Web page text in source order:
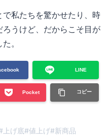
私たちを驚かせたり、時
うけど、だからこそ目が
。
LINE
Pocket コピー
上げ底#値上げ#新商品